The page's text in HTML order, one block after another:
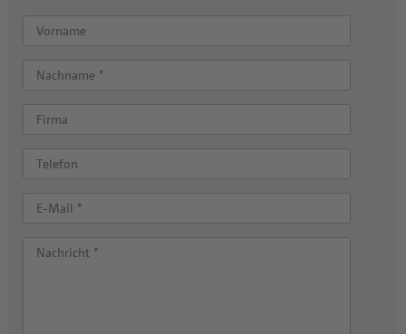
Vorname
Nachname *
Firma
Telefon
E-Mail *
Nachricht *